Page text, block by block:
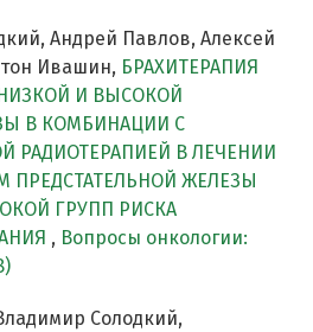
Андрей Павлов, Алексей
Ивашин, БРАХИТЕРАПИЯ
И ВЫСОКОЙ
В КОМБИНАЦИИ С
РАДИОТЕРАПИЕЙ В ЛЕЧЕНИИ
ПРЕДСТАТЕЛЬНОЙ ЖЕЛЕЗЫ
ГРУПП РИСКА
, Вопросы онкологии:
Солодкий,